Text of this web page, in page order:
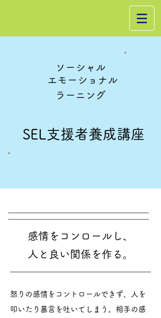
ソーシャル
エモーショナル
ラーニング
SEL支援者養成講座
感情をコンロールし、
人と良い関係を作る。
怒りの感情をコントロールできず、人を
叩いたり暴言を吐いてしまう。相手の感